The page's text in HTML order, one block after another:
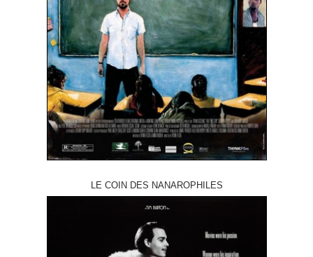
LE COIN DES NANAROPHILES